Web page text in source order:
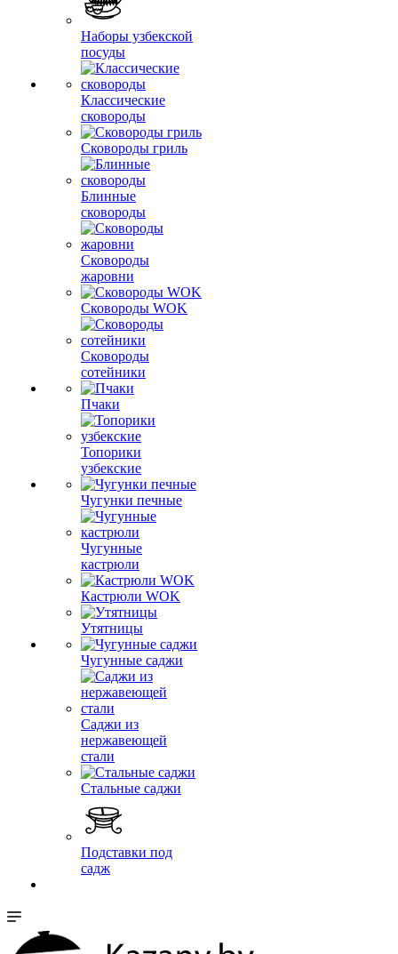
Наборы узбекской
посуды
Классические
сковороды
Сковороды гриль
Блинные
сковороды
Сковороды
жаровни
Сковороды WOK
Сковороды
сотейники
Пчаки
Топорики
узбекские
Чугунки печные
Чугунные
кастрюли
Кастрюли WOK
Утятницы
Чугунные саджи
Саджи из
нержавеющей
стали
Стальные саджи
Подставки под
садж